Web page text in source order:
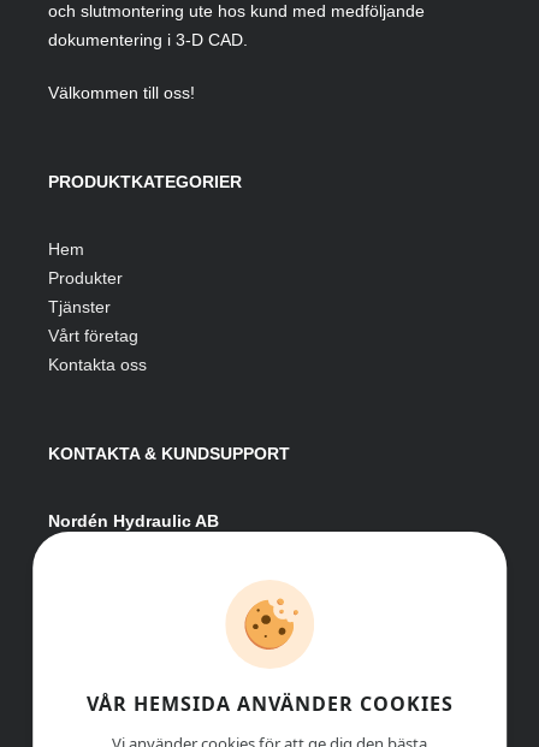
och slutmontering ute hos kund med medföljande
dokumentering i 3-D CAD.
Välkommen till oss!
PRODUKTKATEGORIER
Hem
Produkter
Tjänster
Vårt företag
Kontakta oss
KONTAKTA & KUNDSUPPORT
Nordén Hydraulic AB
info@nordenhydraulic.se
Org-nr: 556531-8424
VÅR HEMSIDA ANVÄNDER COOKIES